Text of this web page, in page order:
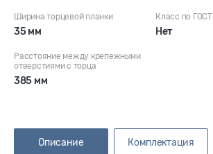
Ширина торцевой планки
35 мм
Класс по ГОСТ
Нет
Расстояние между крепежными
отверстиями с торца
385 мм
Описание Комплектация